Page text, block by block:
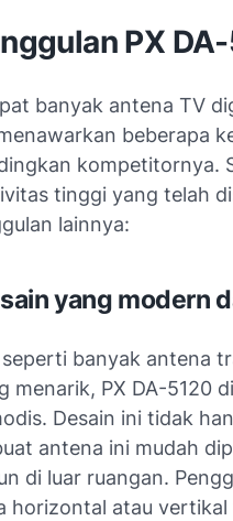
PX
banyak antena TV
beberapa
kompetitornya.
tinggi yang telah
lainnya:
yang modern
banyak antena
menarik, PX DA-5120
Desain ini tidak
antena ini mudah
di luar ruangan.
horizontal atau